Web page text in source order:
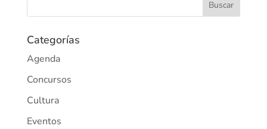
Categorías
Agenda
Concursos
Cultura
Eventos